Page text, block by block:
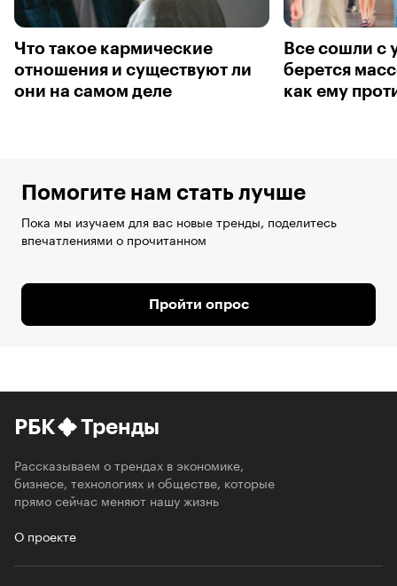
Что такое кармические
отношения и существуют ли
они на самом деле
Все сошли с
берется
как ему
Помогите нам стать лучше
Пока мы изучаем для вас новые тренды, поделитесь
впечатлениями о прочитанном
Пройти опрос
РБК Тренды
Рассказываем о трендах в экономике,
бизнесе, технологиях и обществе, которые
прямо сейчас меняют нашу жизнь
О проекте